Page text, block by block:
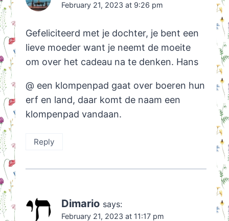
February 21, 2023 at 9:26 pm
Gefeliciteerd met je dochter, je bent een
lieve moeder want je neemt de moeite
om over het cadeau na te denken. Hans
@ een klompenpad gaat over boeren hun
erf en land, daar komt de naam een
klompenpad vandaan.
Reply
Dimario says:
February 21, 2023 at 11:17 pm